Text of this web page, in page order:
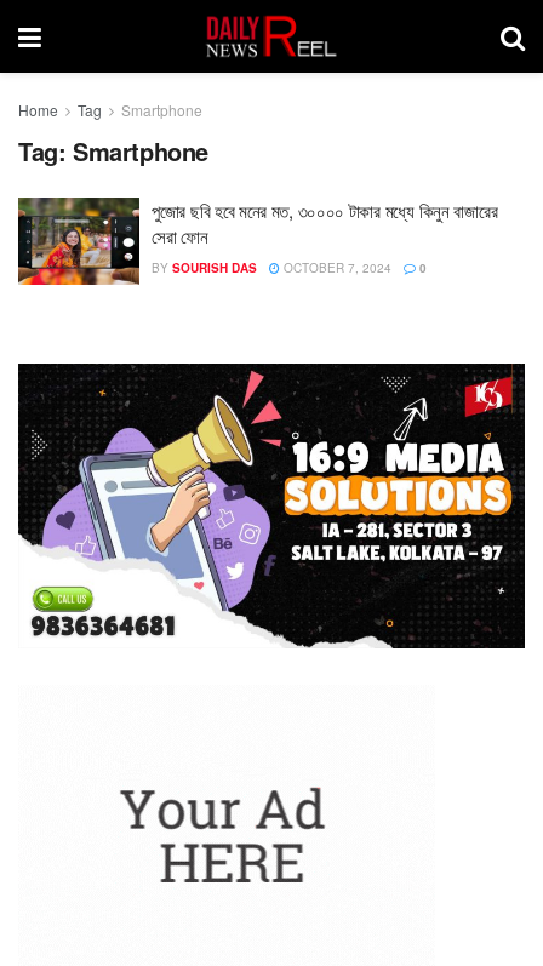
Home Tag Smartphone
Tag: Smartphone
পুজোর ছবি হবে মনের মত, ৩০০০০ টাকার মধ্যে কিনুন বাজারের
সেরা ফোন
BY SOURISH DAS OCTOBER 7, 2024 0